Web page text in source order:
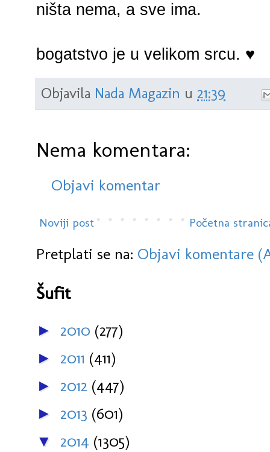
ništa nema, a sve ima.
bogatstvo je u velikom srcu. ♥
Objavila Nada Magazin u 21:39
Nema komentara:
Objavi komentar
Noviji post Početna
Pretplati se na: Objavi komentare
Šufit
► 2010 (277)
► 2011 (411)
► 2012 (447)
► 2013 (601)
▼ 2014 (1305)